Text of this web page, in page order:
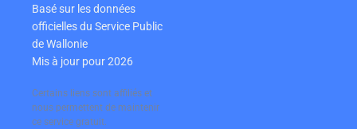
Basé sur les données
officielles du Service Public
de Wallonie
Mis à jour pour 2026
Certains liens sont affiliés et
nous permettent de maintenir
ce service gratuit.